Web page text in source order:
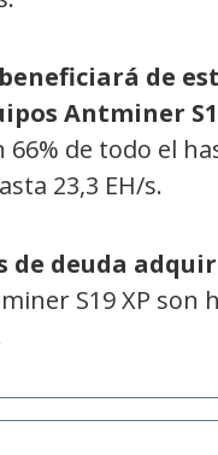
de
Antminer
de todo el
23,3 EH/s.
deuda
S19 XP son